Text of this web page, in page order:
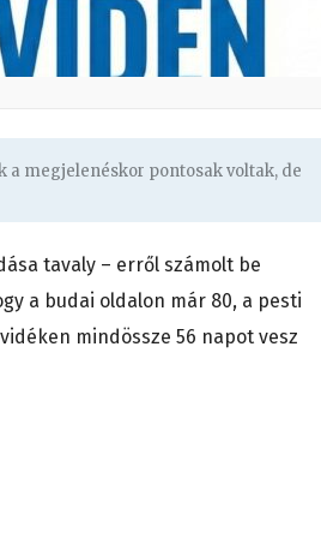
a megjelenéskor pontosak voltak, de
tavaly – erről számolt be
a budai oldalon már 80, a pesti
mindössze 56 napot vesz